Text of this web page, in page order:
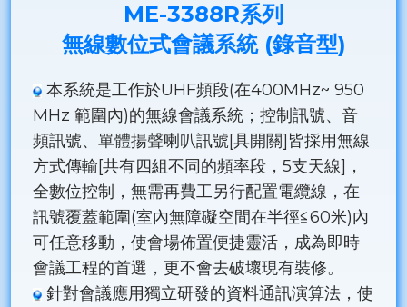
ME-3388R系列
無線數位式會議系統 (錄音型)
本系統是工作於UHF頻段(在400MHz~ 950
MHz 範圍內)的無線會議系統；控制訊號、音
頻訊號、單體揚聲喇叭訊號[具開關]皆採用無線
方式傳輸[共有四組不同的頻率段，5支天線]，
全數位控制，無需再費工另行配置電纜線，在
訊號覆蓋範圍(室內無障礙空間在半徑≦60米)內
可任意移動，使會場佈置便捷靈活，成為即時
會議工程的首選，更不會去破壞現有裝修。
針對會議應用獨立研發的資料通訊演算法，使